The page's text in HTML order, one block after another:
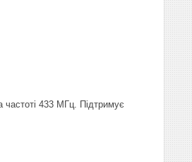
частоті 433 МГц. Підтримує